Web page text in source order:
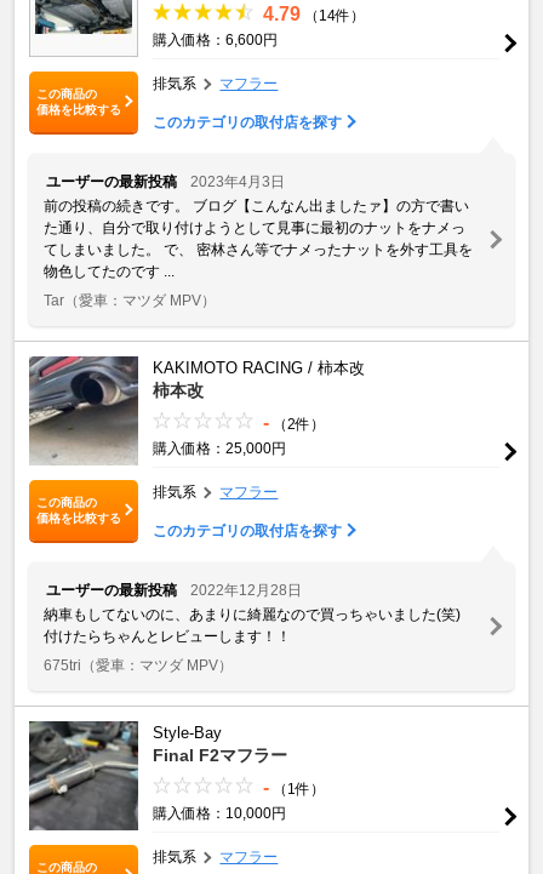
この商品の
価格を比較する
4.79
（14件）
購入価格：6,600円
排気系 マフラー
このカテゴリの取付店を探す
ユーザーの最新投稿
2023年4月3日
前の投稿の続きです。 ブログ【こんなん出ましたァ】の方で書い
た通り、自分で取り付けようとして見事に最初のナットをナメっ
てしまいました。 で、 密林さん等でナメったナットを外す工具を
物色してたのです ...
Tar （愛車：マツダ MPV）
この商品の
価格を比較する
KAKIMOTO RACING / 柿本改
柿本改
-
（2件）
購入価格：25,000円
排気系 マフラー
このカテゴリの取付店を探す
ユーザーの最新投稿
2022年12月28日
納車もしてないのに、あまりに綺麗なので買っちゃいました(笑)
付けたらちゃんとレビューします！！
675tri （愛車：マツダ MPV）
この商品の
Style-Bay
Final F2マフラー
-
（1件）
購入価格：10,000円
排気系 マフラー